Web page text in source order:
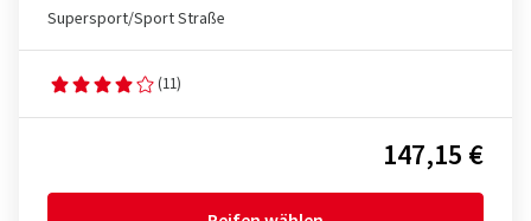
Supersport/Sport Straße
(11)
147,15 €